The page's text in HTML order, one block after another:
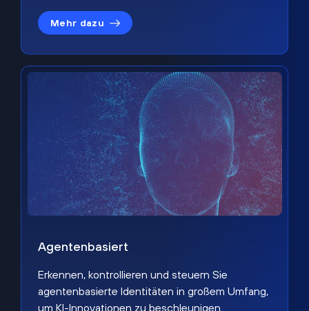
Mehr dazu
Agentenbasiert
Erkennen, kontrollieren und steuern Sie
agentenbasierte Identitäten in großem Umfang,
um KI-Innovationen zu beschleunigen.